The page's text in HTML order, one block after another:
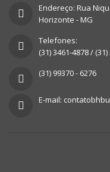
Endereço: Rua
Horizonte - MG
Telefones:
(31) 3461-4878 /
(31) 99370 - 6276
E-mail: